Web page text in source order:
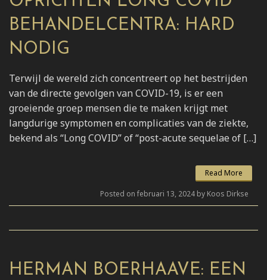
BEHANDELCENTRA: HARD
NODIG
Terwijl de wereld zich concentreert op het bestrijden
van de directe gevolgen van COVID-19, is er een
groeiende groep mensen die te maken krijgt met
langdurige symptomen en complicaties van de ziekte,
bekend als “Long COVID” of “post-acute sequelae of […]
Read More
Posted on februari 13, 2024 by Koos Dirkse
HERMAN BOERHAAVE: EEN